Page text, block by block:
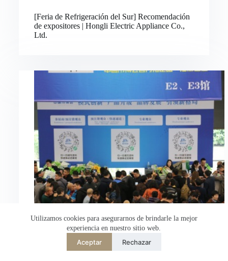
Utilizamos cookies para asegurarnos de brindarle la mejor
experiencia en nuestro sitio web.
Aceptar Rechazar
[Feria de Refrigeración del Sur] Recomendación
de expositores | Hongli Electric Appliance Co.,
Ltd.
简体中文
English
繁體中文
Deutsch
Français du Canada
Italiano
日本語
한국어
Bahasa Indonesia
Русский